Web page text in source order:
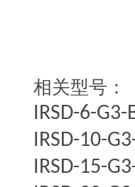
相关型号：
IRSD-6-G3-
IRSD-10-
IRSD-15-